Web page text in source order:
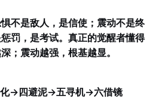
不是敌人，是信使；震动不是终
罚，是考试。真正的觉醒者懂得
震动越强，根基越显。
→四避泥→五寻机→六借镜